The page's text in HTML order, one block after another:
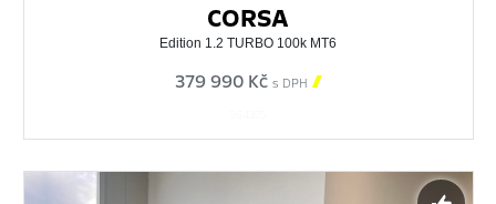
CORSA
Edition 1.2 TURBO 100k MT6
379 990 Kč s DPH 